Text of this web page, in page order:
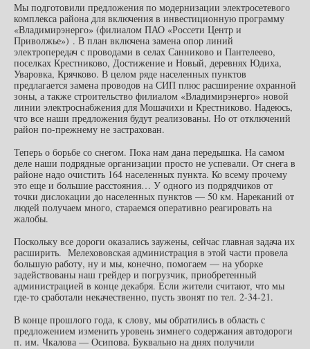
Мы подготовили предложения по модернизации электросетевого
комплекса района для включения в инвестиционную программу
«Владимирэнерго» (филиалом ПАО «Россети Центр и
Приволжье») . В план включена замена опор линий
электропередач с проводами в селах Санниково и Пантелеево,
поселках Крестниково, Достижение и Новый, деревнях Юдиха,
Уваровка, Крячково. В целом ряде населенных пунктов
предлагается замена проводов на СИП плюс расширение охранной
зоны, а также строительство филиалом «Владимирэнерго» новой
линии электроснабжения для Мошачихи и Крестниково. Надеюсь,
что все наши предложения будут реализованы. Но от отключений
район по-прежнему не застрахован.
Теперь о борьбе со снегом. Пока нам дана передышка. На самом
деле наши подрядные организации просто не успевали. От снега в
районе надо очистить 164 населенных пункта. Ко всему прочему
это еще и большие расстояния… У одного из подрядчиков от
точки дислокации до населенных пунктов — 50 км. Нареканий от
людей получаем много, стараемся оперативно реагировать на
жалобы.
Поскольку все дороги оказались заужены, сейчас главная задача их
расширить. Мелехововская администрация в этой части провела
большую работу, ну и мы, конечно, помогаем — на уборке
задействованы наш грейдер и погрузчик, приобретенный
администрацией в конце декабря. Если жители считают, что мы
где-то сработали некачественно, пусть звонят по тел. 2-34-21.
В конце прошлого года, к слову, мы обратились в область с
предложением изменить уровень зимнего содержания автодороги
п. им. Чкалова — Осипова. Буквально на днях получили